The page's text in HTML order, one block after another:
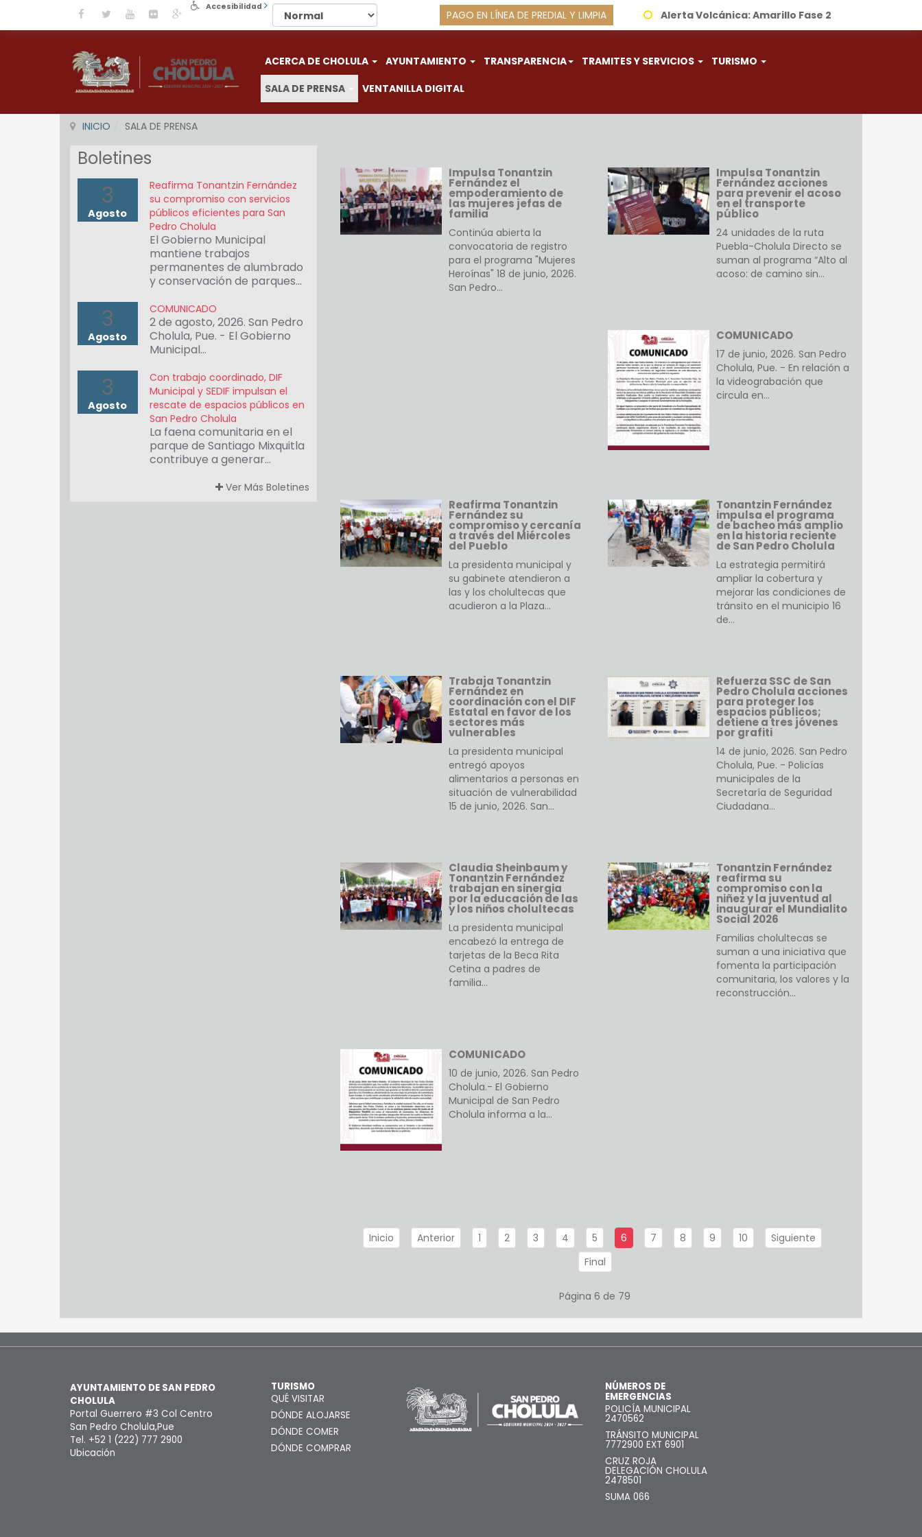
Accesibilidad
PAGO EN LÍNEA DE PREDIAL Y LIMPIA Alerta Volcánica:Amarillo Fase 2
ACERCA DE CHOLULA AYUNTAMIENTO TRANSPARENCIA TRAMITES Y SERVICIOS
TURISMO
SALA DE PRENSA
VENTANILLA DIGITAL
INICIO SALA DE PRENSA
Impulsa Tonantzin
Fernández el
empoderamiento de
las mujeres jefas de
familia
Continúa abierta la
convocatoria de registro
para el programa "Mujeres
Heroínas" 18 de junio, 2026.
San Pedro…
Impulsa Tonantzin
Fernández acciones
para prevenir el acoso
en el transporte
público
24 unidades de la ruta
Puebla-Cholula Directo se
suman al programa “Alto al
acoso: de camino sin…
COMUNICADO
17 de junio, 2026. San Pedro
Cholula, Pue. - En relación a
la videograbación que
circula en…
Reafirma Tonantzin
Fernández su
compromiso y cercanía
a través del Miércoles
del Pueblo
La presidenta municipal y
su gabinete atendieron a
las y los cholultecas que
acudieron a la Plaza…
Tonantzin Fernández
impulsa el programa
de bacheo más amplio
en la historia reciente
de San Pedro Cholula
La estrategia permitirá
ampliar la cobertura y
mejorar las condiciones de
tránsito en el municipio 16
de…
Trabaja Tonantzin
Fernández en
coordinación con el DIF
Estatal en favor de los
sectores más
vulnerables
La presidenta municipal
entregó apoyos
alimentarios a personas en
situación de vulnerabilidad
15 de junio, 2026. San…
Refuerza SSC de San
Pedro Cholula acciones
para proteger los
espacios públicos;
detiene a tres jóvenes
por grafiti
14 de junio, 2026. San Pedro
Cholula, Pue. - Policías
municipales de la
Secretaría de Seguridad
Ciudadana…
Claudia Sheinbaum y
Tonantzin Fernández
trabajan en sinergia
por la educación de las
y los niños cholultecas
La presidenta municipal
encabezó la entrega de
tarjetas de la Beca Rita
Cetina a padres de
familia…
Tonantzin Fernández
reafirma su
compromiso con la
niñez y la juventud al
inaugurar el Mundialito
Social 2026
Familias cholultecas se
suman a una iniciativa que
fomenta la participación
comunitaria, los valores y la
reconstrucción…
COMUNICADO
10 de junio, 2026. San Pedro
Cholula.- El Gobierno
Municipal de San Pedro
Cholula informa a la…
Inicio Anterior 1 2 3 4 5 6 7 8 9 10
Siguiente
Final
Página 6 de 79
Boletines
3
Agosto
Reafirma Tonantzin Fernández
su compromiso con servicios
públicos eficientes para San
Pedro Cholula
El Gobierno Municipal
mantiene trabajos
permanentes de alumbrado
y conservación de parques…
3
Agosto
COMUNICADO
2 de agosto, 2026. San Pedro
Cholula, Pue. - El Gobierno
Municipal…
3
Agosto
Con trabajo coordinado, DIF
Municipal y SEDIF impulsan el
rescate de espacios públicos en
San Pedro Cholula
La faena comunitaria en el
parque de Santiago Mixquitla
contribuye a generar…
Ver Más Boletines
AYUNTAMIENTO DE SAN PEDRO
CHOLULA
Portal Guerrero #3 Col Centro
San Pedro Cholula,Pue
Tel. +52 1 (222) 777 2900
Ubicación
TURISMO
QUÉ VISITAR
DÓNDE ALOJARSE
DÓNDE COMER
DÓNDE COMPRAR
NÚMEROS DE
EMERGENCIAS
POLICÍA MUNICIPAL
2470562
TRÁNSITO MUNICIPAL
7772900 EXT 6901
CRUZ ROJA
DELEGACIÓN CHOLULA
2478501
SUMA 066